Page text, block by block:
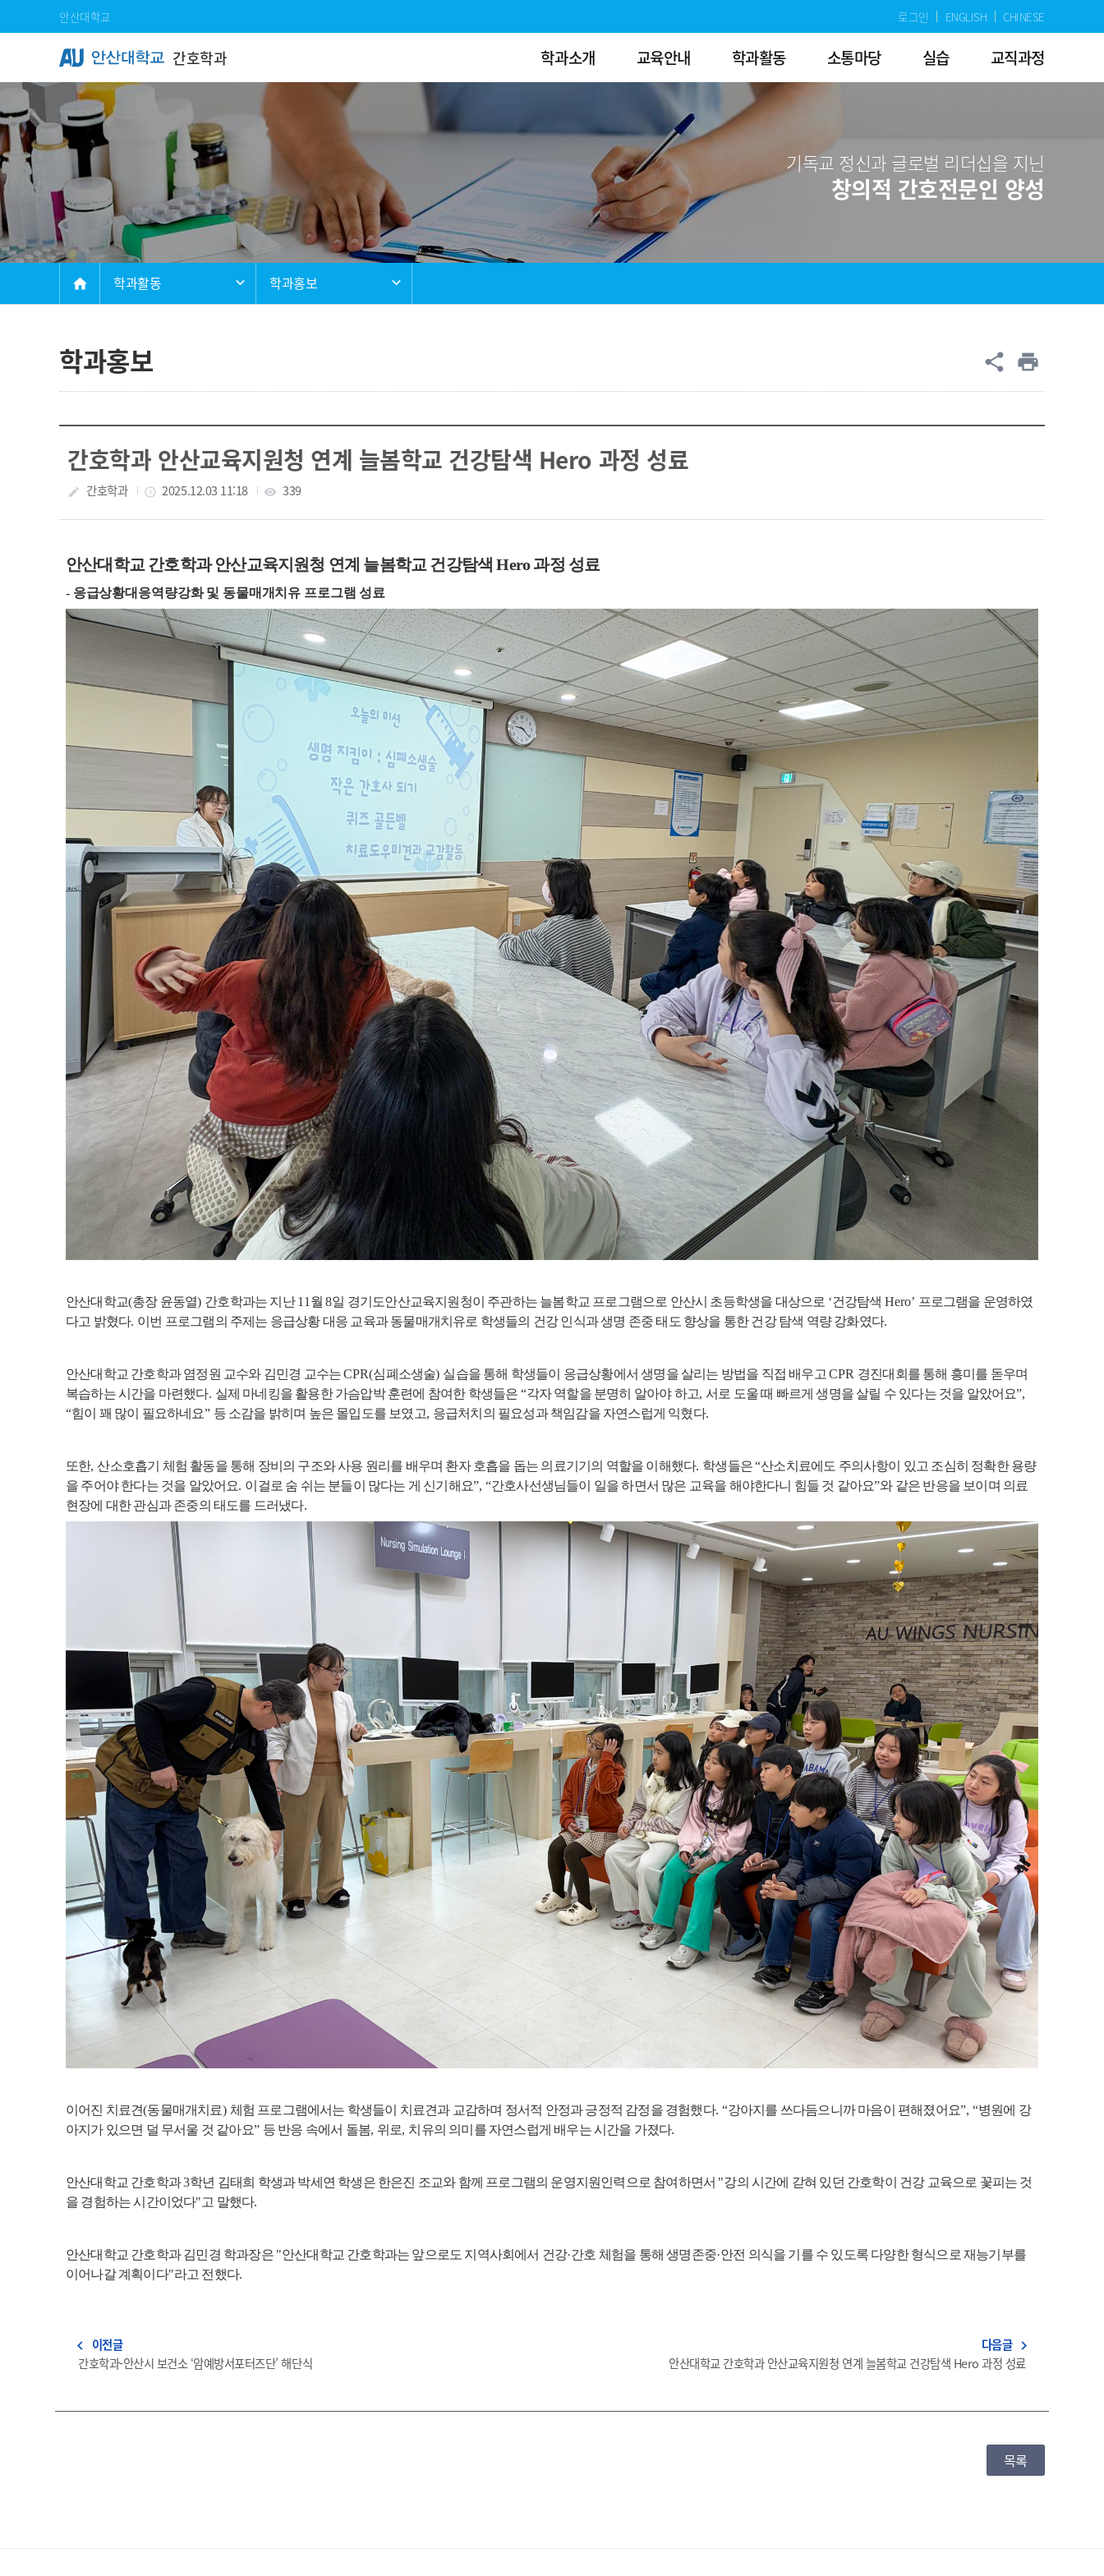
Skip Menu
안산대학교 로그인 ENGLISH CHINESE
간호학과 학과소개 교육안내 학과활동 소통마당 실습 교직과정
기독교 정신과 글로벌 리더십을 지닌
창의적 간호전문인 양성
home 학과활동 학과홍보
학과홍보 공유
share print
간호학과 안산교육지원청 연계 늘봄학교 건강탐색 Hero 과정 성료
작성자
create 간호학과 작성일
access_time 2025.12.03 11:18 조회수
visibility 339
안산대학교 간호학과 안산교육지원청 연계 늘봄학교 건강탐색Hero과정 성료
- 응급상황대응역량강화 및 동물매개치유 프로그램 성료
안산대학교(총장 윤동열) 간호학과는 지난11 월8일 경기도안산교육지원청이 주관하는 늘봄학교 프로그램으로 안산시 초등학생을 대상으로 ‘건강탐색 Hero’ 프로그램을 운영하였
다고 밝혔다. 이번 프로그램의 주제는 응급상황 대응 교육과 동물매개치유로 학생들의 건강 인식과 생명 존중 태도 향상을 통한 건강 탐색 역량 강화였다.
안산대학교 간호학과 염정원 교수와 김민경 교수는CPR(심폐소생술) 실습을 통해 학생들이 응급상황에서 생명을 살리는 방법을 직접 배우고CPR 경진대회를 통해 흥미를 돋우며
복습하는 시간을 마련했다. 실제 마네킹을 활용한 가슴압박 훈련에 참여한 학생들은 “각자 역할을 분명히 알아야 하고,서로 도울 때 빠르게 생명을 살릴 수 있다는 것을 알았어요”,
“힘이 꽤 많이 필요하네요” 등 소감을 밝히며 높은 몰입도를 보였고, 응급처치의 필요성과 책임감을 자연스럽게 익혔다.
또한,산소호흡기 체험 활동을 통해 장비의 구조와 사용 원리를 배우며 환자 호흡을 돕는 의료기기의 역할을 이해했다. 학생들은“산소치료에도 주의사항이 있고 조심히 정확한 용량
을 주어야 한다는 것을 알았어요. 이걸로 숨 쉬는 분들이 많다는 게 신기해요”, “간호사선생님들이 일을 하면서 많은 교육을 해야한다니 힘들 것 같아요”와 같은 반응을 보이며 의료
현장에 대한 관심과 존중의 태도를 드러냈다.
이어진 치료견(동물매개치료) 체험 프로그램에서는 학생들이 치료견과 교감하며 정서적 안정과 긍정적 감정을 경험했다. “강아지를 쓰다듬으니까 마음이 편해졌어요”, “병원에 강
아지가 있으면 덜 무서울 것 같아요” 등 반응 속에서 돌봄, 위로, 치유의 의미를 자연스럽게 배우는 시간을 가졌다.
안산대학교 간호학과3학년 김태희 학생과 박세연 학생은 한은진 조교와 함께 프로그램의 운영지원인력으로 참여하면서 "강의 시간에 갇혀 있던 간호학이 건강 교육으로 꽃피는 것
을 경험하는 시간이었다"고 말했다.
안산대학교 간호학과 김민경 학과장은 "안산대학교 간호학과는 앞으로도 지역사회에서 건강·간호 체험을 통해 생명존중·안전 의식을 기를 수 있도록 다양한 형식으로 재능기부를
이어나갈 계획이다"라고 전했다.
navigate_before 이전글
간호학과-안산시 보건소 ‘암예방서포터즈단’ 해단식
다음글 navigate_next
안산대학교 간호학과 안산교육지원청 연계 늘봄학교 건강탐색 Hero 과정 성료
목록